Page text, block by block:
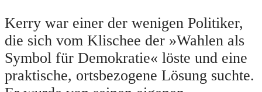
Kerry war einer der wenigen Politiker,
die sich vom Klischee der »Wahlen als
Symbol für Demokratie« löste und eine
praktische, ortsbezogene Lösung suchte.